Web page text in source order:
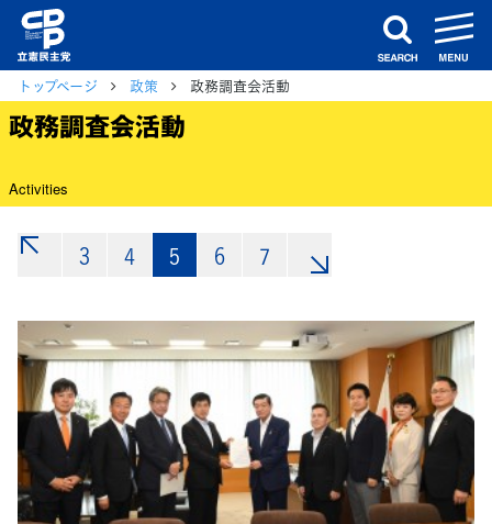
search
トップページ 政策 政務調査会活動
政務調査会活動
Activities
3 4 5 6 7